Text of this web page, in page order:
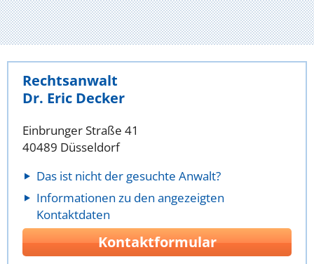
Rechtsanwalt
Dr. Eric Decker
Einbrunger Straße 41
40489 Düsseldorf
Das ist nicht der gesuchte Anwalt?
Informationen zu den angezeigten
Kontaktdaten
Kontaktformular